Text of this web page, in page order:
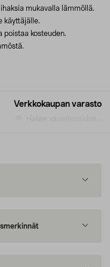
Verkkokaupan varasto
mukavalla lämmöllä.
käyttäjälle.
poistaa kosteuden.